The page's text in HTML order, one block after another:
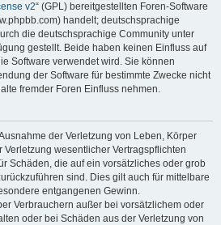
v2“ (GPL) bereitgestellten Foren-Software
handelt; deutschsprachige
die deutschsprachige Community unter
gestellt. Beide haben keinen Einfluss auf
Software verwendet wird. Sie können
der Software für bestimmte Zwecke nicht
fremder Foren Einfluss nehmen.
der Verletzung von Leben, Körper
wesentlicher Vertragspflichten
Schäden, die auf ein vorsätzliches oder grob
sind. Dies gilt auch für mittelbare
entgangenen Gewinn.
Verbrauchern außer bei vorsätzlichem oder
oder bei Schäden aus der Verletzung von